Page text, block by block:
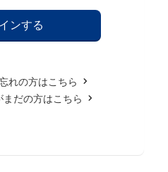
れの方はこちら
だの方はこちら